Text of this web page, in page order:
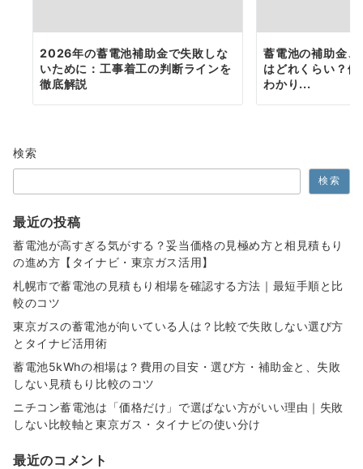
2026年の蓄電池補助金で失敗しな
いために：工事着工の判断ラインを
徹底解説
蓄電池の補助金
はどれくらい？
わかり...
検索
検索
最近の投稿
蓄電池が高すぎる気がする？妥当価格の見極め方と相見積もり
の進め方【タイナビ・東京ガス活用】
札幌市で蓄電池の見積もり相場を確認する方法｜最短手順と比
較のコツ
東京ガスの蓄電池が向いている人は？比較で失敗しない選び方
とタイナビ活用術
蓄電池5kWhの相場は？費用の目安・選び方・補助金と、失敗
しない見積もり比較のコツ
ニチコン蓄電池は「価格だけ」で選ばない方がいい理由｜失敗
しない比較軸と東京ガス・タイナビの使い分け
最近のコメント